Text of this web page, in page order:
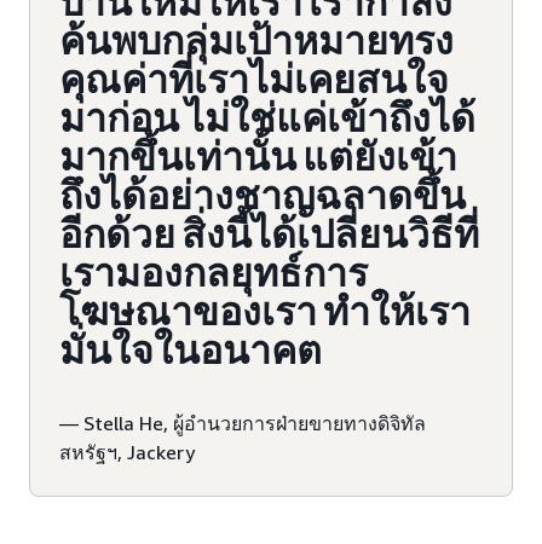
ค้นพบกลุ่มเป้าหมายทรง
คุณค่าที่เราไม่เคยสนใจ
มาก่อน ไม่ใช่แค่เข้าถึงได้
มากขึ้นเท่านั้น แต่ยังเข้า
ถึงได้อย่างชาญฉลาดขึ้น
อีกด้วย สิ่งนี้ได้เปลี่ยนวิธีที่
เรามองกลยุทธ์การ
โฆษณาของเรา ทำให้เรา
มั่นใจในอนาคต
— Stella He, ผู้อำนวยการฝ่ายขายทางดิจิทัล
สหรัฐฯ, Jackery